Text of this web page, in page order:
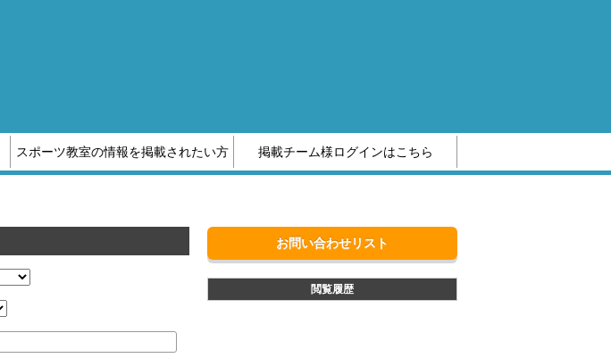
スポーツ教室の情報を掲載されたい方 掲載チーム様ログインはこちら
お問い合わせリスト
閲覧履歴